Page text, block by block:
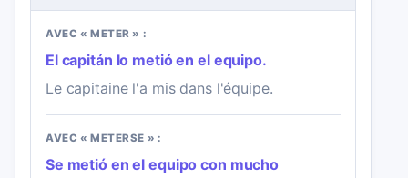
AVEC « METER » :
El capitán lo metió en el equipo.
Le capitaine l'a mis dans l'équipe.
AVEC « METERSE » :
Se metió en el equipo con mucho